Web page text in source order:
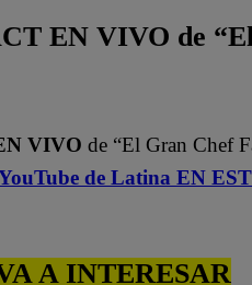
EN VIVO de
VIVO de “El Gran Chef
de Latina EN
A INTERESAR